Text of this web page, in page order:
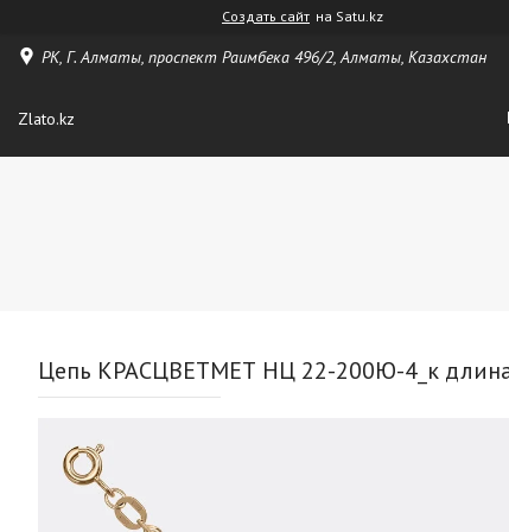
Создать сайт на Satu.kz
РК, Г. Алматы, проспект Раимбека 496/2, Алматы, Казахстан
Zlato.kz
Цепь КРАСЦВЕТМЕТ НЦ 22-200Ю-4_к длина